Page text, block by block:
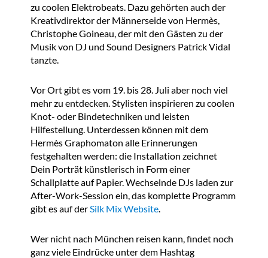
zu coolen Elektrobeats. Dazu gehörten auch der
Kreativdirektor der Männerseide von Hermès,
Christophe Goineau, der mit den Gästen zu der
Musik von DJ und Sound Designers Patrick Vidal
tanzte.
Vor Ort gibt es vom 19. bis 28. Juli aber noch viel
mehr zu entdecken. Stylisten inspirieren zu coolen
Knot- oder Bindetechniken und leisten
Hilfestellung. Unterdessen können mit dem
Hermès Graphomaton alle Erinnerungen
festgehalten werden: die Installation zeichnet
Dein Porträt künstlerisch in Form einer
Schallplatte auf Papier. Wechselnde DJs laden zur
After-Work-Session ein, das komplette Programm
gibt es auf derSilk Mix Website.
Wer nicht nach München reisen kann, findet noch
ganz viele Eindrücke unter dem Hashtag